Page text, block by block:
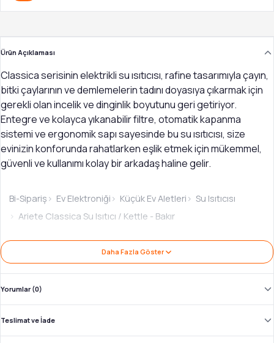
Ürün Açıklaması
Classica serisinin elektrikli su ısıtıcısı, rafine tasarımıyla çayın,
bitki çaylarının ve demlemelerin tadını doyasıya çıkarmak için
gerekli olan incelik ve dinginlik boyutunu geri getiriyor.
Entegre ve kolayca yıkanabilir filtre, otomatik kapanma
sistemi ve ergonomik sapı sayesinde bu su ısıtıcısı, size
evinizin konforunda rahatlarken eşlik etmek için mükemmel,
güvenli ve kullanımı kolay bir arkadaş haline gelir.
Bi-Sipariş Ev Elektroniği Küçük Ev Aletleri
Su Isıtıcısı
Ariete Classica Su Isıtıcı / Kettle - Bakır
Ürün İncelemesi: Ariete Classica Su Isıtıcı /
Kettle - Bakır
Klasik ve her zaman şıklığını koruyan bir tasarıma
sahip elektrikli su ısıtıcısı.
Daha Fazla Göster
Yorumlar (0)
Teslimat ve İade